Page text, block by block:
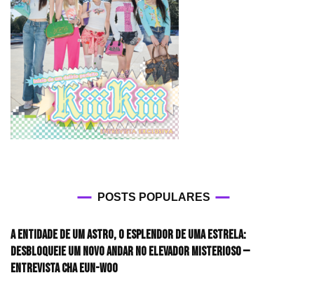
POSTS POPULARES
A entidade de um astro, o esplendor de uma estrela:
desbloqueie um novo andar no elevador misterioso —
Entrevista CHA EUN-WOO